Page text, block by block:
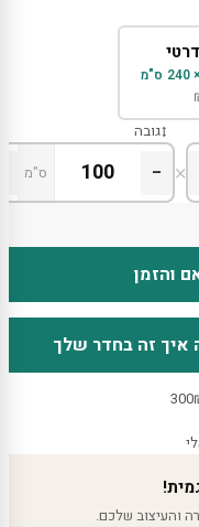
×
גובה
− ס"מ
והזמן
איך זה בחדר שלך
והעיצוב שלכם.